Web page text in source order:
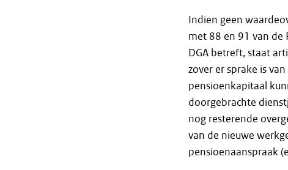
Indien geen
met 88 en 91 van de
DGA betreft, staat
zover er sprake is
pensioenkapitaal
doorgebrachte
nog resterende
van de nieuwe
pensioenaanspraak